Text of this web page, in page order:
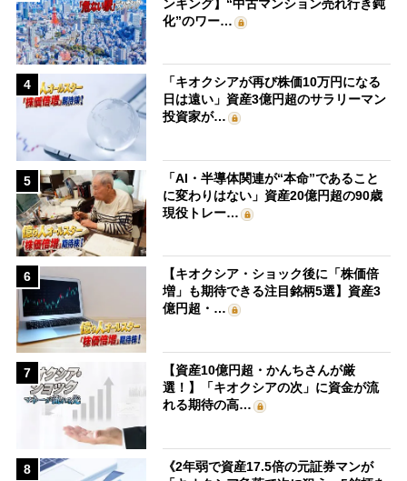
ンキング】“中古マンション売れ行き鈍
化”のワー…
4
「キオクシアが再び株価10万円になる
日は遠い」資産3億円超のサラリーマン
投資家が…
5
「AI・半導体関連が“本命”であること
に変わりはない」資産20億円超の90歳
現役トレー…
6
【キオクシア・ショック後に「株価倍
増」も期待できる注目銘柄5選】資産3
億円超・…
7
【資産10億円超・かんちさんが厳
選！】「キオクシアの次」に資金が流
れる期待の高…
8
《2年弱で資産17.5倍の元証券マンが